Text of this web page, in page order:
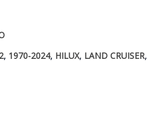
, 1970-2024, HILUX, LAND CRUISER,